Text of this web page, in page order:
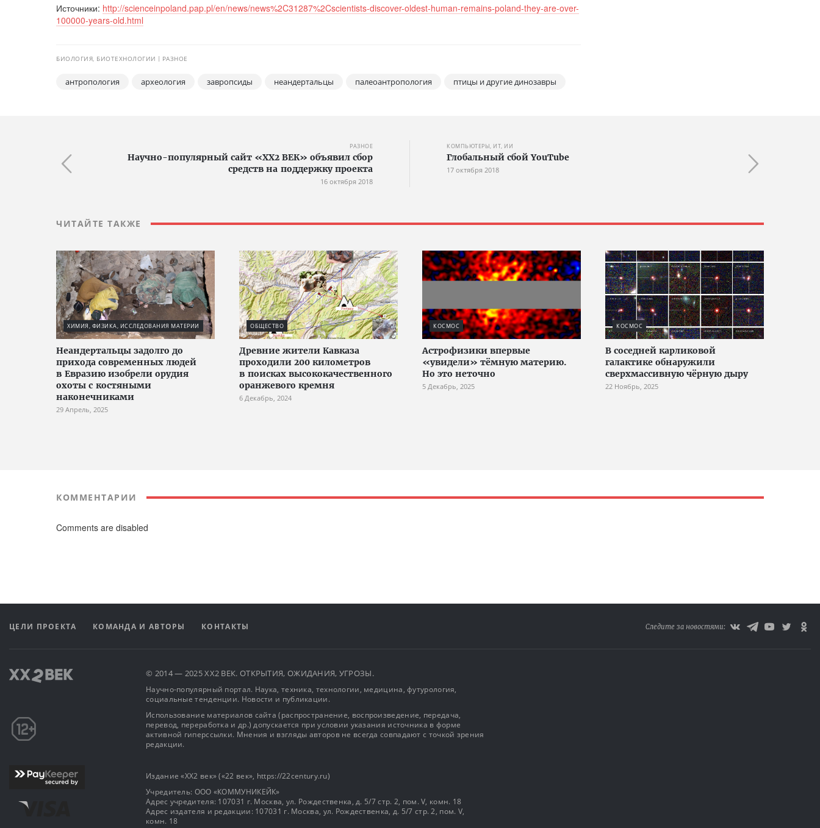
Источники: http://scienceinpoland.pap.pl/en/news/news%2C31287%2Cscientists-discover-oldest-human-remains-poland-they-are-over-
100000-years-old.html
БИОЛОГИЯ, БИОТЕХНОЛОГИИ РАЗНОЕ
антропология археология завропсиды неандертальцы палеоантропология птицы и другие динозавры
РАЗНОЕ
Научно-популярный сайт «XX2 ВЕК» объявил сбор
средств на поддержку проекта
16 октября 2018
КОМПЬЮТЕРЫ, ИТ, ИИ
Глобальный сбой YouTube
17 октября 2018
ЧИТАЙТЕ ТАКЖЕ
ХИМИЯ, ФИЗИКА, ИССЛЕДОВАНИЯ МАТЕРИИ
Неандертальцы задолго до
прихода современных людей
в Евразию изобрели орудия
охоты с костяными
наконечниками
29 Апрель, 2025
ОБЩЕСТВО
Древние жители Кавказа
проходили 200 километров
в поисках высококачественного
оранжевого кремня
6 Декабрь, 2024
КОСМОС
Астрофизики впервые
«увидели» тёмную материю.
Но это неточно
5 Декабрь, 2025
КОСМОС
В соседней карликовой
галактике обнаружили
сверхмассивную чёрную дыру
22 Ноябрь, 2025
КОММЕНТАРИИ
Comments are disabled
ЦЕЛИ ПРОЕКТА КОМАНДА И АВТОРЫ КОНТАКТЫ Следите за новостями:
© 2014 — 2025 XX2 ВЕК. ОТКРЫТИЯ, ОЖИДАНИЯ, УГРОЗЫ.
Научно-популярный портал. Наука, техника, технологии, медицина, футурология,
социальные тенденции. Новости и публикации.
Использование материалов сайта (распространение, воспроизведение, передача,
перевод, переработка и др.) допускается при условии указания источника в форме
активной гиперссылки. Мнения и взгляды авторов не всегда совпадают с точкой зрения
редакции.
Издание «XX2 век» («22 век», https://22century.ru)
Учредитель: OOO «КОММУНИКЕЙК»
Адрес учредителя: 107031 г. Москва, ул. Рождественка, д. 5/7 стр. 2, пом. V, комн. 18
Адрес издателя и редакции: 107031 г. Москва, ул. Рождественка, д. 5/7 стр. 2, пом. V,
комн. 18